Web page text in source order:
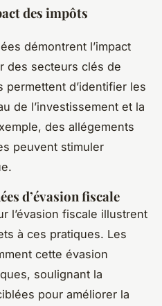
des impôts
démontrent l’impact
des secteurs clés de
permettent d’identifier les
de l’investissement et la
des allégements
peuvent stimuler
d’évasion fiscale
l’évasion fiscale illustrent
à ces pratiques. Les
cette évasion
soulignant la
pour améliorer la